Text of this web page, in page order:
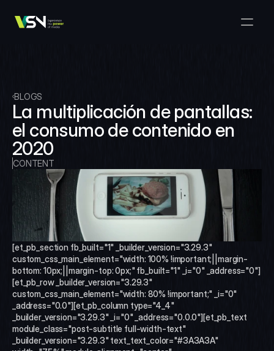
VSN Crea
VSN One TV
VSN Arena
VSN News Connect
VSN News Connect
VSNExplorer + VSNOne TV
Media Production Workflow
VSNExplorer + Wedit
Media Exchange
VSNExplorer
News & Live Entertainment
VSN NewsConnect + VSN AI
Smart Scheduling
VSNExplorer + VSNCrea
Company
Select Language
English
EN TALK TO US
BLOGS
La multiplicación de pantallas:
el consumo de contenido en
2020
CONTENT
[et_pb_section fb_built="1" _builder_version="3.29.3"
custom_css_main_element="width: 100% !important;||margin-
bottom: 10px;||margin-top: 0px;" fb_built="1" _i="0" _address="0"]
[et_pb_row _builder_version="3.29.3"
custom_css_main_element="width: 80% !important;" _i="0"
_address="0.0"][et_pb_column type="4_4"
_builder_version="3.29.3" _i="0" _address="0.0.0"][et_pb_text
module_class="post-subtitle full-width-text"
_builder_version="3.29.3" text_text_color="#3A3A3A"